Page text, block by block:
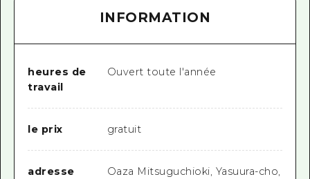
INFORMATION
heures de
travail
Ouvert toute l'année
le prix gratuit
adresse
Oaza Mitsuguchioki, Yasuura-cho,